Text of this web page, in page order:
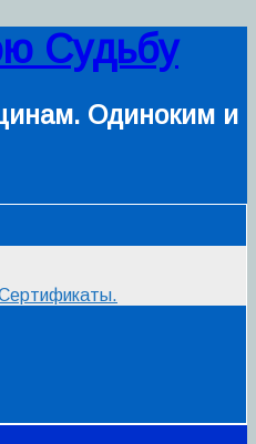
Судьбу
Одиноким и